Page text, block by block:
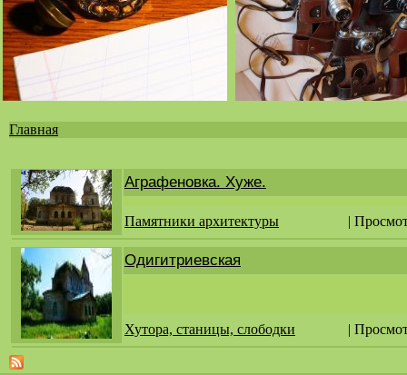
здесь
Главная
Аграфеновка. Хуже.
Памятники архитектуры |
Одигитриевская
Хутора, станицы, слободки |